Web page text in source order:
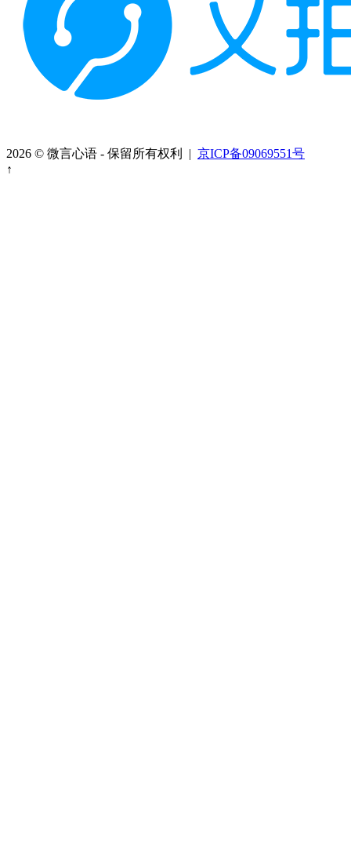
2026 © 微言心语 - 保留所有权利 | 京ICP备09069551号
↑